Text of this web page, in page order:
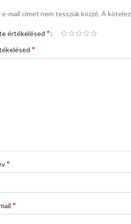
e-mail címet nem tesszük közzé. A
értékelésed *
*
*
*